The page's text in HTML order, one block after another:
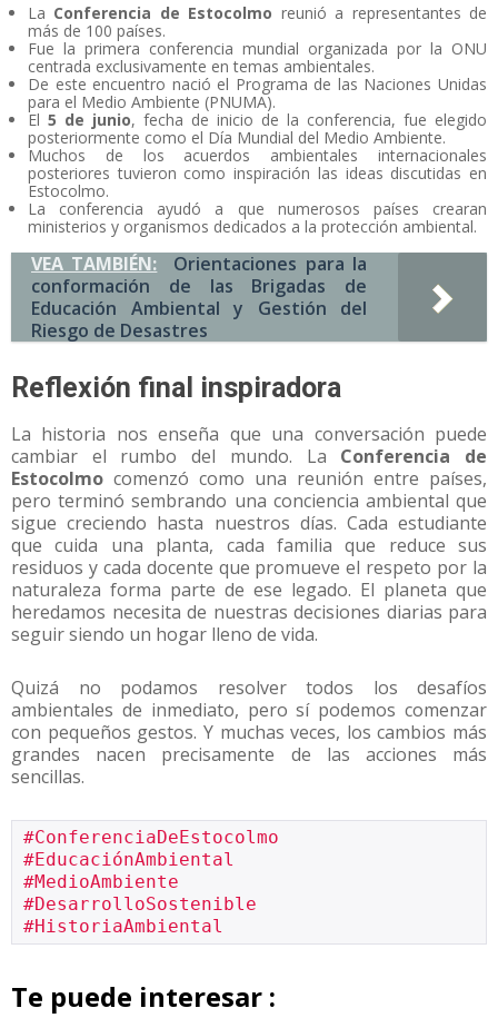
La Conferencia de Estocolmo reunió a representantes de
más de 100 países.
Fue la primera conferencia mundial organizada por la ONU
centrada exclusivamente en temas ambientales.
De este encuentro nació el Programa de las Naciones Unidas
para el Medio Ambiente (PNUMA).
El 5 de junio, fecha de inicio de la conferencia, fue elegido
posteriormente como el Día Mundial del Medio Ambiente.
Muchos de los acuerdos ambientales internacionales
posteriores tuvieron como inspiración las ideas discutidas en
Estocolmo.
La conferencia ayudó a que numerosos países crearan
ministerios y organismos dedicados a la protección ambiental.
VEA TAMBIÉN:
Orientaciones para la
conformación de las Brigadas de
Educación Ambiental y Gestión del
Riesgo de Desastres
Reflexión final inspiradora
La historia nos enseña que una conversación puede
cambiar el rumbo del mundo. La Conferencia de
Estocolmo comenzó como una reunión entre países,
pero terminó sembrando una conciencia ambiental que
sigue creciendo hasta nuestros días. Cada estudiante
que cuida una planta, cada familia que reduce sus
residuos y cada docente que promueve el respeto por la
naturaleza forma parte de ese legado. El planeta que
heredamos necesita de nuestras decisiones diarias para
seguir siendo un hogar lleno de vida.
Quizá no podamos resolver todos los desafíos
ambientales de inmediato, pero sí podemos comenzar
con pequeños gestos. Y muchas veces, los cambios más
grandes nacen precisamente de las acciones más
sencillas.
#ConferenciaDeEstocolmo
#EducaciónAmbiental
#MedioAmbiente
#DesarrolloSostenible
#HistoriaAmbiental
Te puede interesar :